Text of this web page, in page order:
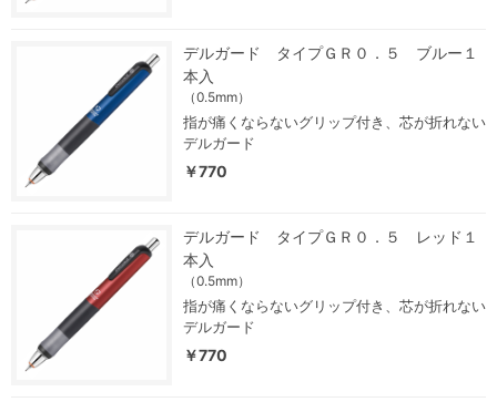
デルガード タイプＧＲ０．５ ブルー１
本入
（0.5mm）
指が痛くならないグリップ付き、芯が折れない
デルガード
￥770
デルガード タイプＧＲ０．５ レッド１
本入
（0.5mm）
指が痛くならないグリップ付き、芯が折れない
デルガード
￥770